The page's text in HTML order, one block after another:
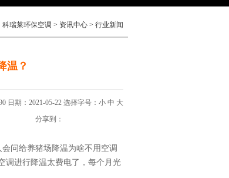
科瑞莱环保空调 > 资讯中心 > 行业新闻
温？
日期：2021-05-22 选择字号： 小 中 大
分享到：
问给养猪场降温为啥不用空调
调进行降温太费电了，每个月光